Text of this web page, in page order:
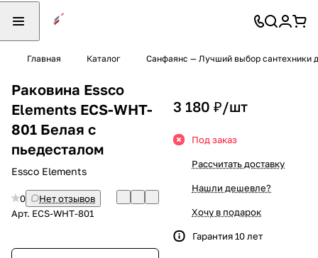
Главная Каталог Санфаянс — Лучший выбор сантехники
Раковина Essco
Elements ECS-WHT-
801 Белая с
пьедесталом
Essco Elements
0
Нет отзывов
Арт. ECS-WHT-801
3 180 ₽/шт
Под заказ
Рассчитать доставку
Нашли дешевле?
Хочу в подарок
Гарантия 10 лет